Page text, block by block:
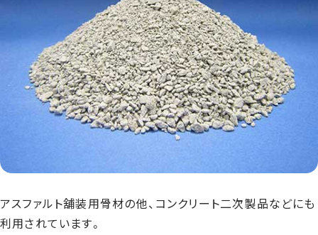
アスファルト舖装用骨材の他、コンクリート二次製品などにも
利用されています。